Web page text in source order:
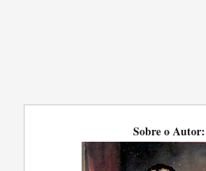
Sobre o Autor: